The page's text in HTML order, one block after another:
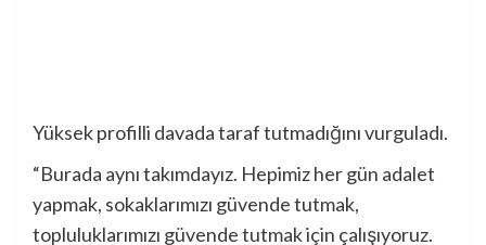
Yüksek profilli davada taraf tutmadığını vurguladı.
“Burada aynı takımdayız. Hepimiz her gün adalet
yapmak, sokaklarımızı güvende tutmak,
topluluklarımızı güvende tutmak için çalışıyoruz.